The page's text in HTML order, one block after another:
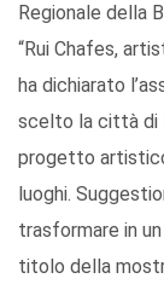
Regionale della
“Rui Chafes,
ha dichiarato
scelto la città di
progetto
luoghi.
trasformare in
titolo della